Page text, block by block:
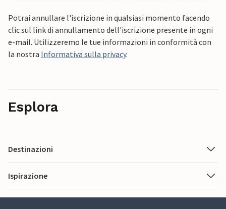
Potrai annullare l'iscrizione in qualsiasi momento facendo
clic sul link di annullamento dell'iscrizione presente in ogni
e-mail. Utilizzeremo le tue informazioni in conformità con
la nostra Informativa sulla privacy.
Esplora
Destinazioni
Ispirazione